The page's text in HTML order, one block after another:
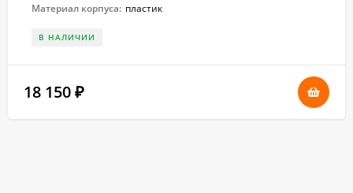
Материал корпуса: пластик
В НАЛИЧИИ
18 150 ₽